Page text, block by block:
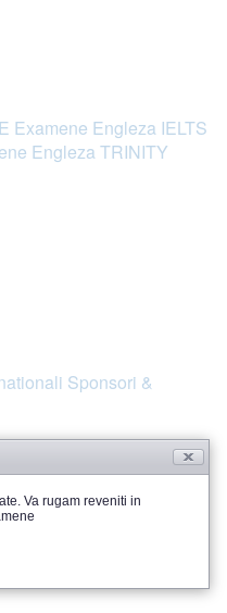
Examene Engleza IELTS
Engleza TRINITY
Sponsori &
Va rugam reveniti in